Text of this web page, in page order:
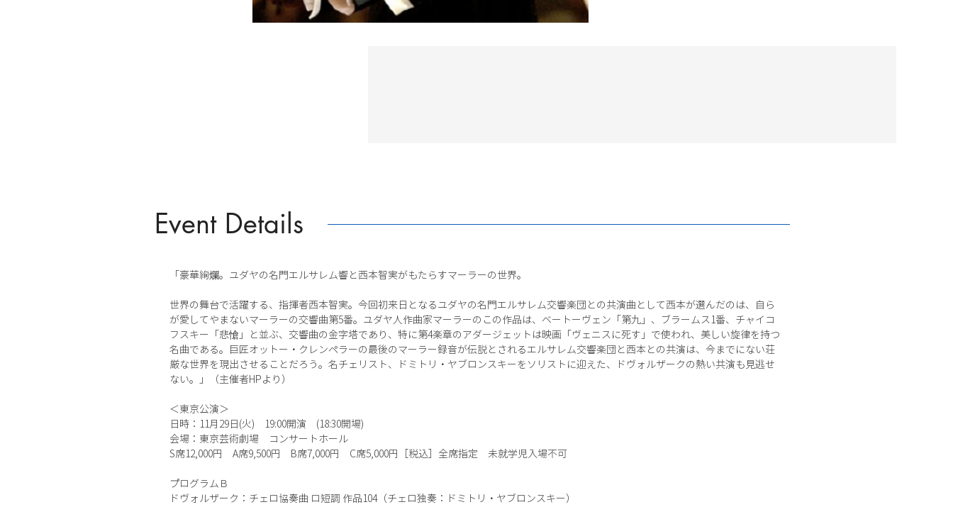
Event Details
「豪華絢爛。ユダヤの名門エルサレム響と西本智実がもたらすマーラーの世界。
世界の舞台で活躍する、指揮者西本智実。今回初来日となるユダヤの名門エルサレム交響楽団との共演曲として西本が選んだのは、自ら
が愛してやまないマーラーの交響曲第5番。ユダヤ人作曲家マーラーのこの作品は、ベートーヴェン「第九」、ブラームス1番、チャイコ
フスキー「悲愴」と並ぶ、交響曲の金字塔であり、特に第4楽章のアダージェットは映画「ヴェニスに死す」で使われ、美しい旋律を持つ
名曲である。巨匠オットー・クレンペラーの最後のマーラー録音が伝説とされるエルサレム交響楽団と西本との共演は、今までにない荘
厳な世界を現出させることだろう。名チェリスト、ドミトリ・ヤブロンスキーをソリストに迎えた、ドヴォルザークの熱い共演も見逃せ
ない。」（主催者HPより）
＜東京公演＞
日時：11月29日(火) 19:00開演 (18:30開場)
会場：東京芸術劇場 コンサートホール
S席12,000円 A席9,500円 B席7,000円 C席5,000円［税込］全席指定 未就学児入場不可
プログラムＢ
ドヴォルザーク：チェロ協奏曲 ロ短調 作品104（チェロ独奏：ドミトリ・ヤブロンスキー）